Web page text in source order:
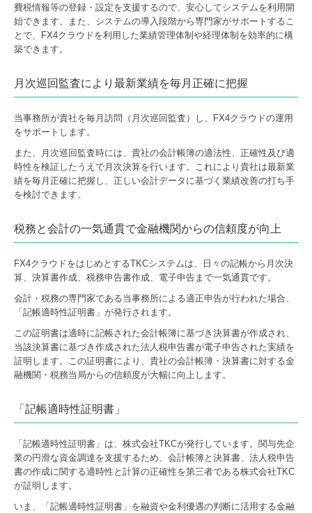
費税情報等の登録・設定を支援するので、安心してシステムを利用開
始できます。また、システムの導入段階から専門家がサポートするこ
とで、FX4クラウドを利用した業績管理体制や経理体制を効率的に構
築できます。
月次巡回監査により最新業績を毎月正確に把握
当事務所が貴社を毎月訪問（月次巡回監査）し、FX4クラウドの運用
をサポートします。
また、月次巡回監査時には、貴社の会計帳簿の適法性、正確性及び適
時性を検証したうえで月次決算を行います。これにより貴社は最新業
績を毎月正確に把握し、正しい会計データに基づく業績改善の打ち手
を検討できます。
税務と会計の一気通貫で金融機関からの信頼度が向上
FX4クラウドをはじめとするTKCシステムは、日々の記帳から月次決
算、決算書作成、税務申告書作成、電子申告まで一気通貫です。
会計・税務の専門家である当事務所による適正申告が行われた場合、
「記帳適時性証明書」が発行されます。
この証明書は適時に記帳された会計帳簿に基づき決算書が作成され、
当該決算書に基づき作成された法人税申告書が電子申告された実績を
証明します。この証明書により、貴社の会計帳簿・決算書に対する金
融機関・税務当局からの信頼度が大幅に向上します。
「記帳適時性証明書」
「記帳適時性証明書」は、株式会社TKCが発行しています。関与先企
業の円滑な資金調達を支援するため、会計帳簿と決算書、法人税申告
書の作成に関する適時性と計算の正確性を第三者である株式会社TKC
が証明します。
いま、「記帳適時性証明書」を融資や金利優遇の判断に活用する金融